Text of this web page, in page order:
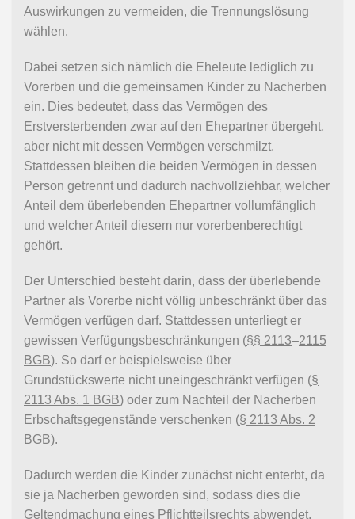
Auswirkungen zu vermeiden, die Trennungslösung
wählen.
Dabei setzen sich nämlich die Eheleute lediglich zu
Vorerben und die gemeinsamen Kinder zu Nacherben
ein. Dies bedeutet, dass das Vermögen des
Erstversterbenden zwar auf den Ehepartner übergeht,
aber nicht mit dessen Vermögen verschmilzt.
Stattdessen bleiben die beiden Vermögen in dessen
Person getrennt und dadurch nachvollziehbar, welcher
Anteil dem überlebenden Ehepartner vollumfänglich
und welcher Anteil diesem nur vorerbenberechtigt
gehört.
Der Unterschied besteht darin, dass der überlebende
Partner als Vorerbe nicht völlig unbeschränkt über das
Vermögen verfügen darf. Stattdessen unterliegt er
gewissen Verfügungsbeschränkungen (§§ 2113–2115
BGB). So darf er beispielsweise über
Grundstückswerte nicht uneingeschränkt verfügen (§
2113 Abs. 1 BGB) oder zum Nachteil der Nacherben
Erbschaftsgegenstände verschenken (§ 2113 Abs. 2
BGB).
Dadurch werden die Kinder zunächst nicht enterbt, da
sie ja Nacherben geworden sind, sodass dies die
Geltendmachung eines Pflichtteilsrechts abwendet.